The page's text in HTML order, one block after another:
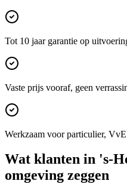
Tot 10 jaar garantie op
Vaste prijs vooraf, geen
Werkzaam voor particulier, VvE
Wat klanten in 's-
omgeving zeggen